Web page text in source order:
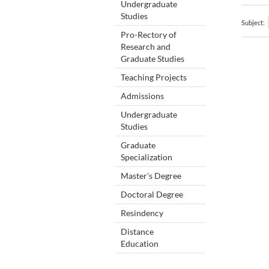
Undergraduate
Studies
Pro-Rectory of
Research and
Graduate Studies
Teaching Projects
Admissions
Undergraduate
Studies
Graduate
Specialization
Master's Degree
Doctoral Degree
Resindency
Distance
Education
Subject: